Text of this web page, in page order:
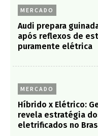
MERCADO
Audi prepara
após reflexos de
puramente elétrica
MERCADO
Híbrido x Elétrico:
revela estratégia
eletrificados no